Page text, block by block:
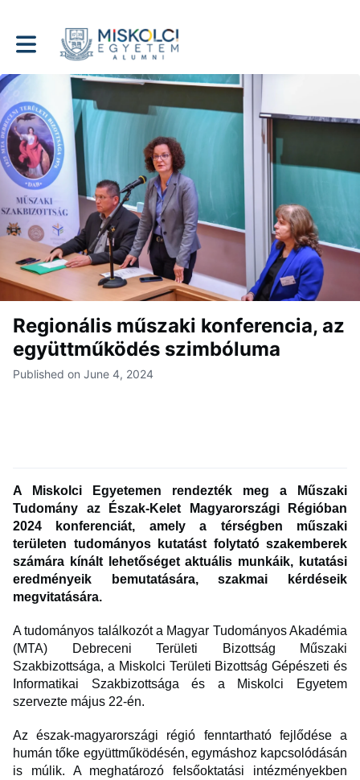
Toggle main navigation
Regionális műszaki konferencia, az
együttműködés szimbóluma
Published on June 4, 2024
A Miskolci Egyetemen rendezték meg a Műszaki
Tudomány az Észak-Kelet Magyarországi Régióban
2024 konferenciát, amely a térségben műszaki
területen tudományos kutatást folytató szakemberek
számára kínált lehetőséget aktuális munkáik, kutatási
eredményeik bemutatására, szakmai kérdéseik
megvitatására.
A tudományos találkozót a Magyar Tudományos Akadémia
(MTA) Debreceni Területi Bizottság Műszaki
Szakbizottsága, a Miskolci Területi Bizottság Gépészeti és
Informatikai Szakbizottsága és a Miskolci Egyetem
szervezte május 22-én.
Az észak-magyarországi régió fenntartható fejlődése a
humán tőke együttműködésén, egymáshoz kapcsolódásán
is múlik. A meghatározó felsőoktatási intézményekben